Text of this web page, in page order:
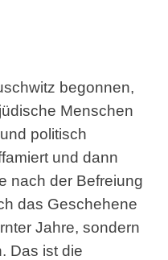
begonnen,
Menschen
politisch
und dann
nach der Befreiung
das Geschehene
Jahre, sondern
Das ist die